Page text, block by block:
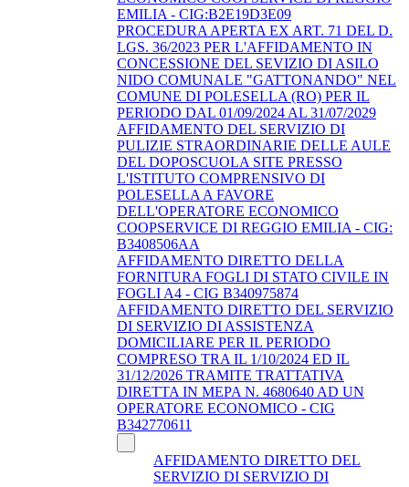
EMILIA - CIG:B2E19D3E09
PROCEDURA APERTA EX ART. 71 DEL D.
LGS. 36/2023 PER L'AFFIDAMENTO IN
CONCESSIONE DEL SEVIZIO DI ASILO
NIDO COMUNALE "GATTONANDO" NEL
COMUNE DI POLESELLA (RO) PER IL
PERIODO DAL 01/09/2024 AL 31/07/2029
AFFIDAMENTO DEL SERVIZIO DI
PULIZIE STRAORDINARIE DELLE AULE
DEL DOPOSCUOLA SITE PRESSO
L'ISTITUTO COMPRENSIVO DI
POLESELLA A FAVORE
DELL'OPERATORE ECONOMICO
COOPSERVICE DI REGGIO EMILIA - CIG:
B3408506AA
AFFIDAMENTO DIRETTO DELLA
FORNITURA FOGLI DI STATO CIVILE IN
FOGLI A4 - CIG B340975874
AFFIDAMENTO DIRETTO DEL SERVIZIO
DI SERVIZIO DI ASSISTENZA
DOMICILIARE PER IL PERIODO
COMPRESO TRA IL 1/10/2024 ED IL
31/12/2026 TRAMITE TRATTATIVA
DIRETTA IN MEPA N. 4680640 AD UN
OPERATORE ECONOMICO - CIG
B342770611
AFFIDAMENTO DIRETTO DEL
SERVIZIO DI SERVIZIO DI